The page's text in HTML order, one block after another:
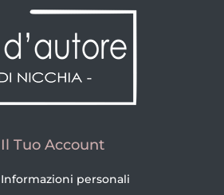
Il Tuo Account
Informazioni personali